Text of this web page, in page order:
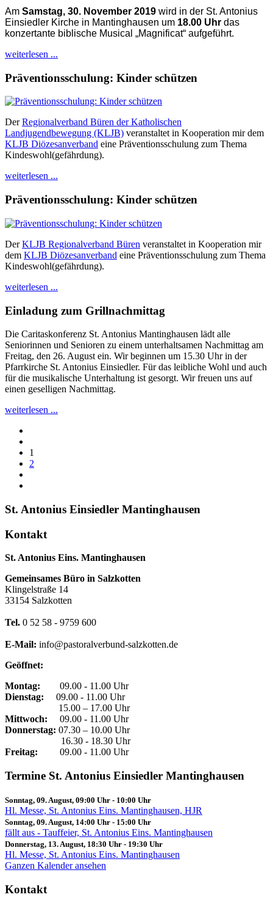
Am Samstag, 30. November 2019 wird in der St. Antonius
Einsiedler Kirche in Mantinghausen um 18.00 Uhr das
konzertante biblische Musical „Magnificat“ aufgeführt.
weiterlesen ...
Präventionsschulung: Kinder schützen
DerRegionalverband Büren der Katholischen
Landjugendbewegung (KLJB) veranstaltet in Kooperation mir dem
KLJB Diözesanverband eine Präventionsschulung zum Thema
Kindeswohl(gefährdung).
weiterlesen ...
Präventionsschulung: Kinder schützen
DerKLJB Regionalverband Büren veranstaltet in Kooperation mir
dem KLJB Diözesanverband eine Präventionsschulung zum Thema
Kindeswohl(gefährdung).
weiterlesen ...
Einladung zum Grillnachmittag
Die Caritaskonferenz St. Antonius Mantinghausen lädt alle
Seniorinnen und Senioren zu einem unterhaltsamen Nachmittag am
Freitag, den 26. August ein. Wir beginnen um 15.30 Uhr in der
Pfarrkirche St. Antonius Einsiedler. Für das leibliche Wohl und auch
für die musikalische Unterhaltung ist gesorgt. Wir freuen uns auf
einen geselligen Nachmittag.
weiterlesen ...
1
2
St. Antonius Einsiedler Mantinghausen
Kontakt
St. Antonius Eins. Mantinghausen
Gemeinsames Büro in Salzkotten
Klingelstraße 14
33154 Salzkotten
Tel. 0 52 58 - 9759 600
E-Mail: info@pastoralverbund-salzkotten.de
Geöffnet:
Montag:
09.00 - 11.00 Uhr
Dienstag: 09.00 - 11.00 Uhr
15.00 – 17.00 Uhr
Mittwoch:
09.00 - 11.00 Uhr
Donnerstag: 07.30 – 10.00 Uhr
16.30 - 18.30 Uhr
Freitag:
09.00 - 11.00 Uhr
Termine St. Antonius Einsiedler Mantinghausen
Sonntag, 09. August, 09:00 Uhr - 10:00 Uhr
Hl. Messe, St. Antonius Eins. Mantinghausen, HJR
Sonntag, 09. August, 14:00 Uhr - 15:00 Uhr
fällt aus - Tauffeier, St. Antonius Eins. Mantinghausen
Donnerstag, 13. August, 18:30 Uhr - 19:30 Uhr
Hl. Messe, St. Antonius Eins. Mantinghausen
Ganzen Kalender ansehen
Kontakt